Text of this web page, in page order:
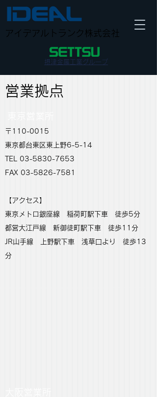
アイデアルトランク株式会社
摂津金属工業グループ
営業拠点
〒110-0015
東京都台東区東上野6-5-14
TEL 03-5830-7653
FAX 03-5826-7581
【アクセス】
東京メトロ銀座線 稲荷町駅下車 徒歩5分
都営大江戸線 新御徒町駅下車 徒歩11分
JR山手線 上野駅下車 浅草口より 徒歩13
分